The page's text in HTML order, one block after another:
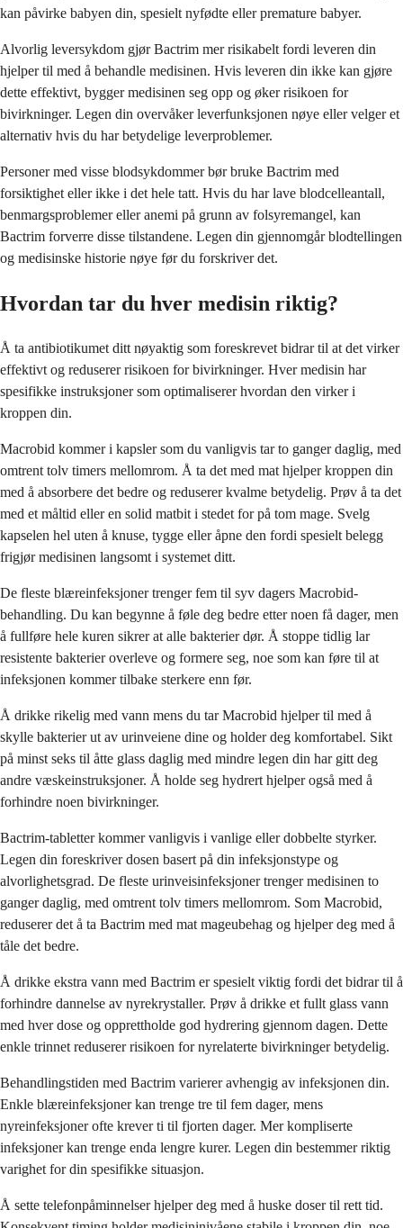
kan påvirke babyen din, spesielt nyfødte eller premature babyer.
Alvorlig leversykdom gjør Bactrim mer risikabelt fordi leveren din
hjelper til med å behandle medisinen. Hvis leveren din ikke kan gjøre
dette effektivt, bygger medisinen seg opp og øker risikoen for
bivirkninger. Legen din overvåker leverfunksjonen nøye eller velger et
alternativ hvis du har betydelige leverproblemer.
Personer med visse blodsykdommer bør bruke Bactrim med
forsiktighet eller ikke i det hele tatt. Hvis du har lave blodcelleantall,
benmargsproblemer eller anemi på grunn av folsyremangel, kan
Bactrim forverre disse tilstandene. Legen din gjennomgår blodtellingen
og medisinske historie nøye før du forskriver det.
Hvordan tar du hver medisin riktig?
Å ta antibiotikumet ditt nøyaktig som foreskrevet bidrar til at det virker
effektivt og reduserer risikoen for bivirkninger. Hver medisin har
spesifikke instruksjoner som optimaliserer hvordan den virker i
kroppen din.
Macrobid kommer i kapsler som du vanligvis tar to ganger daglig, med
omtrent tolv timers mellomrom. Å ta det med mat hjelper kroppen din
med å absorbere det bedre og reduserer kvalme betydelig. Prøv å ta det
med et måltid eller en solid matbit i stedet for på tom mage. Svelg
kapselen hel uten å knuse, tygge eller åpne den fordi spesielt belegg
frigjør medisinen langsomt i systemet ditt.
De fleste blæreinfeksjoner trenger fem til syv dagers Macrobid-
behandling. Du kan begynne å føle deg bedre etter noen få dager, men
å fullføre hele kuren sikrer at alle bakterier dør. Å stoppe tidlig lar
resistente bakterier overleve og formere seg, noe som kan føre til at
infeksjonen kommer tilbake sterkere enn før.
Å drikke rikelig med vann mens du tar Macrobid hjelper til med å
skylle bakterier ut av urinveiene dine og holder deg komfortabel. Sikt
på minst seks til åtte glass daglig med mindre legen din har gitt deg
andre væskeinstruksjoner. Å holde seg hydrert hjelper også med å
forhindre noen bivirkninger.
Bactrim-tabletter kommer vanligvis i vanlige eller dobbelte styrker.
Legen din foreskriver dosen basert på din infeksjonstype og
alvorlighetsgrad. De fleste urinveisinfeksjoner trenger medisinen to
ganger daglig, med omtrent tolv timers mellomrom. Som Macrobid,
reduserer det å ta Bactrim med mat mageubehag og hjelper deg med å
tåle det bedre.
Å drikke ekstra vann med Bactrim er spesielt viktig fordi det bidrar til å
forhindre dannelse av nyrekrystaller. Prøv å drikke et fullt glass vann
med hver dose og opprettholde god hydrering gjennom dagen. Dette
enkle trinnet reduserer risikoen for nyrelaterte bivirkninger betydelig.
Behandlingstiden med Bactrim varierer avhengig av infeksjonen din.
Enkle blæreinfeksjoner kan trenge tre til fem dager, mens
nyreinfeksjoner ofte krever ti til fjorten dager. Mer kompliserte
infeksjoner kan trenge enda lengre kurer. Legen din bestemmer riktig
varighet for din spesifikke situasjon.
Å sette telefonpåminnelser hjelper deg med å huske doser til rett tid.